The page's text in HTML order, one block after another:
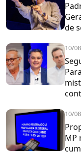
de
10/
10/
MP